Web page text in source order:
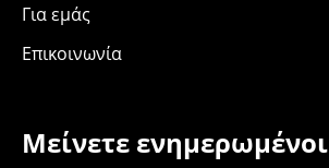
Μείνετε ενημερωμένοι
Για εμάς
Επικοινωνία